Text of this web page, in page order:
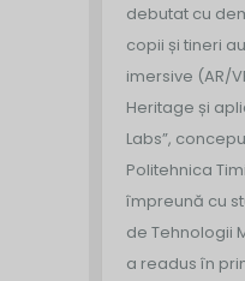
debutat cu
copii și tineri
imersive (AR/
Heritage și
Labs”,
Politehnica
împreună cu
de Tehnologii
a readus în